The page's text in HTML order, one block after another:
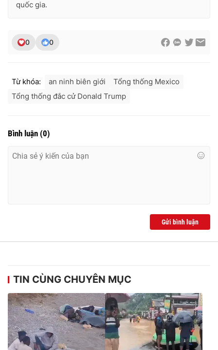
quốc gia.
0 0
Từ khóa: an ninh biên giới
Tổng thống Mexico
Tổng thống đắc cử Donald Trump
Bình luận (0)
Gửi bình luận
TIN CÙNG CHUYÊN MỤC